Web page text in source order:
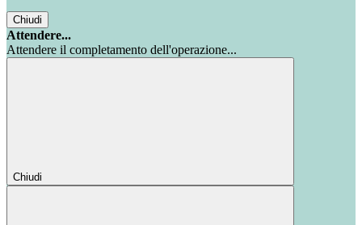
Chiudi
Attendere...
Attendere il completamento dell'operazione...
Chiudi